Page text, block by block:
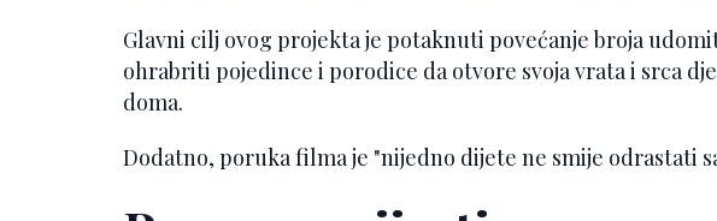
Glavni cilj ovog projekta je potaknuti povećanje broja
ohrabriti pojedince i porodice da otvore svoja vrata i srca
doma.
Dodatno, poruka filma je "nijedno dijete ne smije odrastati